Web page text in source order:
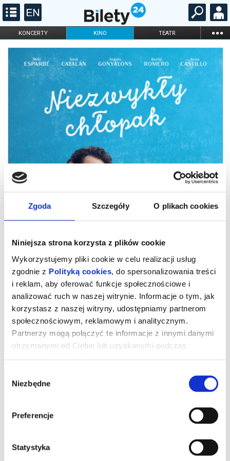
Zgoda Szczegóły O plikach cookies
Niniejsza strona korzysta z plików cookie
Wykorzystujemy pliki cookie w celu realizacji usług
zgodnie z Polityką cookies , do spersonalizowania treści
i reklam, aby oferować funkcje społecznościowe i
analizować ruch w naszej witrynie. Informacje o tym, jak
korzystasz z naszej witryny, udostępniamy partnerom
społecznościowym, reklamowym i analitycznym.
Partnerzy mogą połączyć te informacje z innymi danymi
otrzymanymi od Ciebie lub uzyskanymi podczas
zgody
Niezbędne
Preferencje
Statystyka
KONCERTY KINO TEATR ...
FILHARMONIA OPERA I BALET
DLA DZIECI
ONLINE KARNETY
Niezwykły chłopak
9-letni Wolfgang po nagłej śmierci matki jest zmuszony
zamieszkać ze swoim ojcem, z którym wcześniej nie utrzymywał
świecie. Jednak największym wyzwaniem będzie dla niego
zbudowanie od zera relacji ze swoim rodzicem.